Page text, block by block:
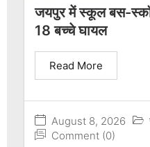
जयपुर में स्कूल बस-
18 बच्चे घायल
August 8, 2026
Comment (0)
Read More